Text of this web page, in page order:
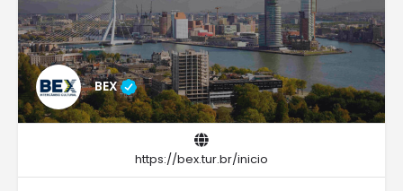
BEX
https://bex.tur.br/inicio